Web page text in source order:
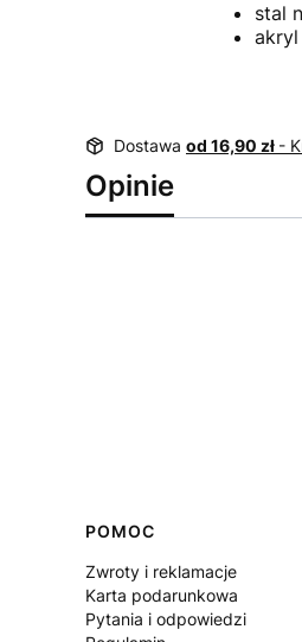
stal
akryl
Dostawa od 16,90 zł -
Opinie
Linki w stopce
POMOC
Zwroty i reklamacje
Karta podarunkowa
Pytania i odpowiedzi